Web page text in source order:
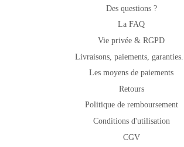
Des questions ?
La FAQ
Vie privée & RGPD
Livraisons, paiements, garanties...
Les moyens de paiements
Retours
Politique de remboursement
Conditions d'utilisation
CGV